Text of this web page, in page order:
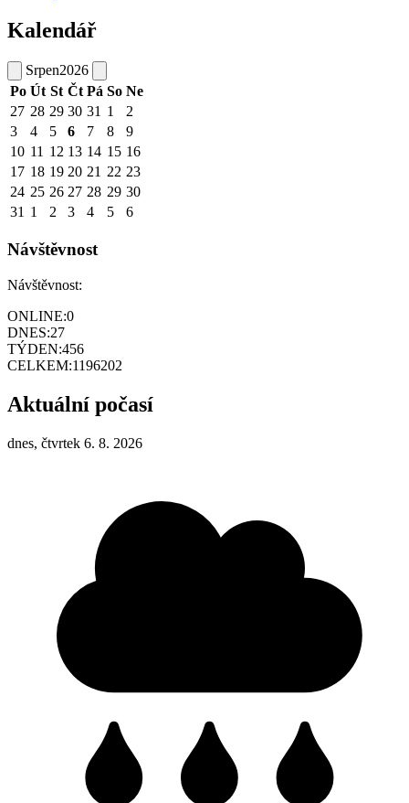
Kalendář
Srpen2026
Po Út St Čt Pá So Ne
27 28 29 30 31 1
2
3
4 5 6 7 8
9
10 11 12 13 14 15 16
17 18 19 20 21 22 23
24 25 26 27 28 29 30
31 1 2 3 4 5 6
Návštěvnost
Návštěvnost:
ONLINE:0
DNES:27
TÝDEN:456
CELKEM:1196202
Aktuální počasí
dnes, čtvrtek 6. 8. 2026